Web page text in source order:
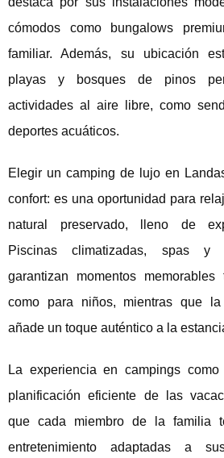
cómodos como bungalows
familiar. Además, su ubicación
playas y bosques de pinos
actividades al aire libre, como
deportes acuáticos.
Elegir un camping de lujo en
confort: es una oportunidad para
natural preservado, lleno de
Piscinas climatizadas, spas y
garantizan momentos
como para niños, mientras que la
añade un toque auténtico a la
La experiencia en campings
planificación eficiente de las
que cada miembro de la familia
entretenimiento adaptadas a